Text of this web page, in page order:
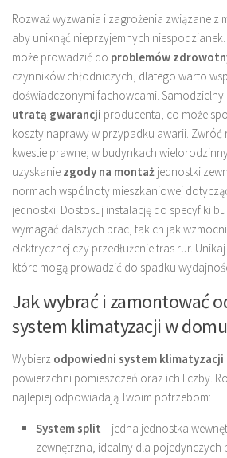
Rozważ wyzwania i zagrożenia związane z
aby uniknąć nieprzyjemnych
może prowadzić do problemów
czynników chłodniczych, dlatego warto
doświadczonymi fachowcami.
utratą gwarancji producenta, co może
koszty naprawy w przypadku awarii. Zwróć
kwestie prawne; w budynkach
uzyskanie zgody na montaż jednostki
normach wspólnoty mieszkaniowej
jednostki. Dostosuj instalację do specyfiki
wymagać dalszych prac, takich jak
elektrycznej czy przedłużenie tras rur.
które mogą prowadzić do spadku
Jak wybrać i zamontować
system klimatyzacji w
Wybierz odpowiedni system klimatyzacji
powierzchni pomieszczeń oraz ich liczby.
najlepiej odpowiadają Twoim potrzebom:
System split – jedna jednostka
zewnętrzna, idealny dla pojedynczych